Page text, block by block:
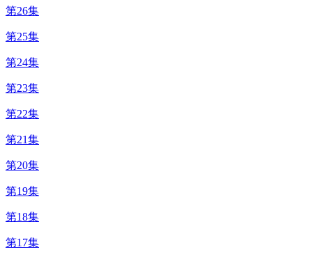
第26集
第25集
第24集
第23集
第22集
第21集
第20集
第19集
第18集
第17集